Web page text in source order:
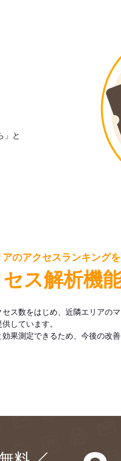
」と
のアクセスランキング
ス解析機
ス数をはじめ、近隣エリアの
しています。
効果測定できるため、今後の改